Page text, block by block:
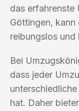
das erfahrenste
Göttingen, kann
reibungslos
Bei
dass jeder
hat. Daher